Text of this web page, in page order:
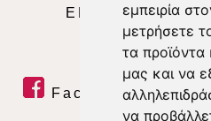
εμπειρία
μετρήσετε
τα προϊόντα
μας και να
να
ΕΝΗΜΕΡΩΣΗ |
Facebook|